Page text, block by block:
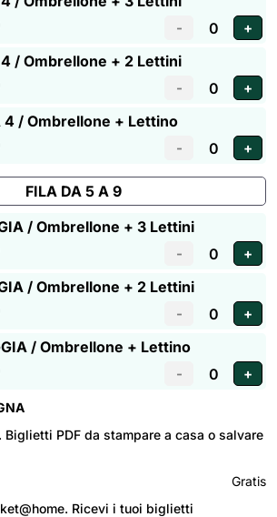
4 / Ombrellone + 2 Lettini
4 / Ombrellone + Lettino
FILA DA 5 A 9
/ Ombrellone + 3 Lettini
/ Ombrellone + 2 Lettini
/ Ombrellone + Lettino
Biglietti PDF da stampare a casa o salvare
Gratis
Ricevi i tuoi biglietti